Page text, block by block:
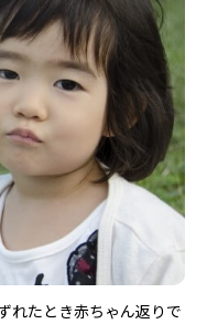
れたとき赤ちゃん返りで